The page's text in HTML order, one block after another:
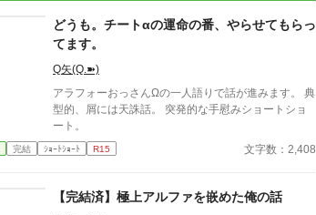
どうも。チートαの運命の番、やらせてもらっ
てます。
Q矢(Q.➽)
アラフォーおっさんΩの一人語りで話が進みます。 典
型的、屑には天誅話。 突発的な手慰みショートショ
ート。
完結 ｼｮｰﾄｼｮｰﾄ R15 文字数：2,408
【完結済】極上アルファを嵌めた俺の話